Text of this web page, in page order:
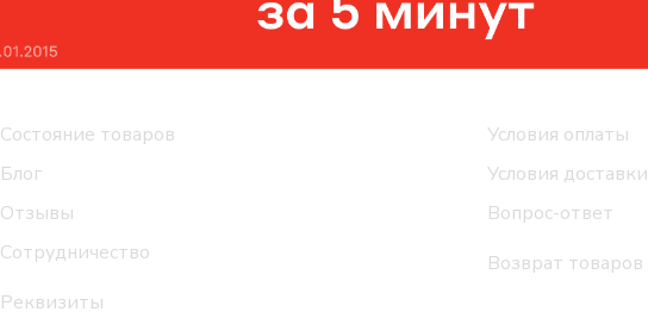
Состояние товаров
Блог
Отзывы
Сотрудничество
Реквизиты
Условия оплаты
Условия доставки
Вопрос-ответ
Возврат товаров